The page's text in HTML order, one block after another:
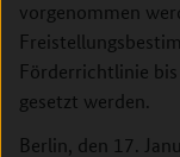
vorgenommen
Förderrichtlinie
gesetzt werden.
Berlin, den 17.